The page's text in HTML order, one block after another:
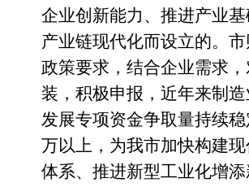
企业创新能力、推进产业
产业链现代化而设立的。 市
政策要求，结合企业需求
装，积极申报，近年来制
发展专项资金争取量持续稳
万以上 ， 为我市加快构建
体系、推进新型工业化增添